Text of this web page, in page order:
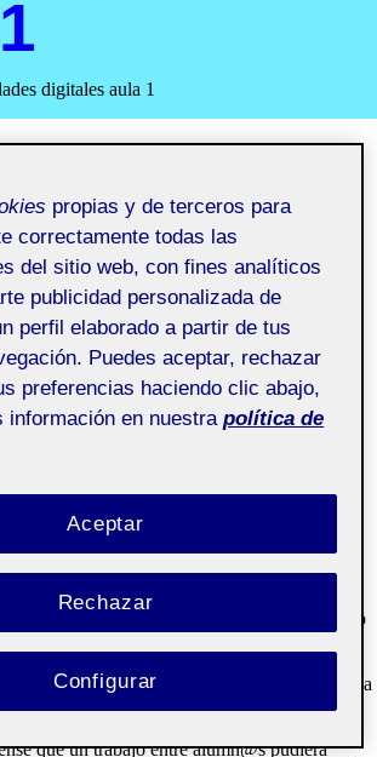
digitales aula 1
asignatura
JOSÉ TRILLO DÍAZ
VISIBILIDAD:
EL PROYECTO!
«Recursos y comunidades digitales»
que has pasado por muchas emociones
has disfrutado durante las presentaciones, el
grupos. Al fin y al cabo, se te pedía ser tú, y
con tus compañer@s en un ambiente
Como es lógico, cada uno ha brillado
encontrar a personas tan afines,
como Lucía – que lo empezó todo; una
– eficiencia pura y organización – y Soraya
con un discurso súper coherente -. Nunca
tan sencillo, enriquecedor, y productivo.
que un trabajo entre alumn@s pudiera
propias y de terceros para
correctamente todas las
del sitio web, con fines analíticos
publicidad personalizada de
perfil elaborado a partir de tus
Puedes aceptar, rechazar
preferencias haciendo clic abajo,
información en nuestra política de
Rechazar
Aceptar
Configurar